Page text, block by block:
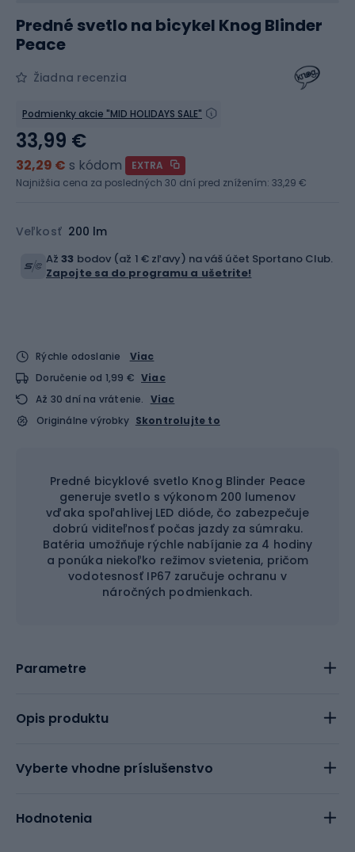
Predné svetlo na bicykel Knog Blinder
Peace
Žiadna recenzia
Podmienky akcie "MID HOLIDAYS SALE"
Veľkosť 200 lm
33,99 €
32,29 € s kódom
EXTRA
Najnižšia cena za posledných 30 dní pred znížením: 33,29 €
Až33 bodov (až 1 € zľavy) na váš účet Sportano Club.
Zapojte sa do programu a ušetrite!
Rýchle odoslanie
Viac
Doručenie od 1,99 € Viac
Až 30 dní na vrátenie. Viac
Originálne výrobky Skontrolujte to
Predné bicyklové svetlo Knog Blinder Peace
generuje svetlo s výkonom 200 lumenov
vďaka spoľahlivej LED dióde, čo zabezpečuje
dobrú viditeľnosť počas jazdy za súmraku.
Batéria umožňuje rýchle nabíjanie za 4 hodiny
a ponúka niekoľko režimov svietenia, pričom
vodotesnosť IP67 zaručuje ochranu v
náročných podmienkach.
Parametre
Opis produktu
Vyberte vhodne príslušenstvo
Hodnotenia